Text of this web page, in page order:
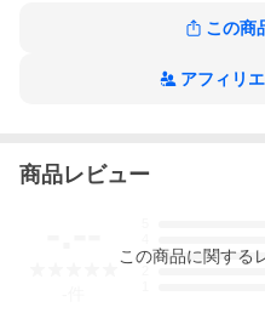
この商
アフィリ
商品レビュー
3
この商品に関する